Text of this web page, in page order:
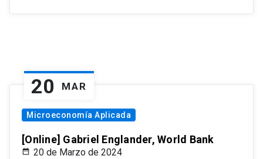
20 MAR
Microeconomía Aplicada
[Online] Gabriel Englander, World Bank
20 de Marzo de 2024